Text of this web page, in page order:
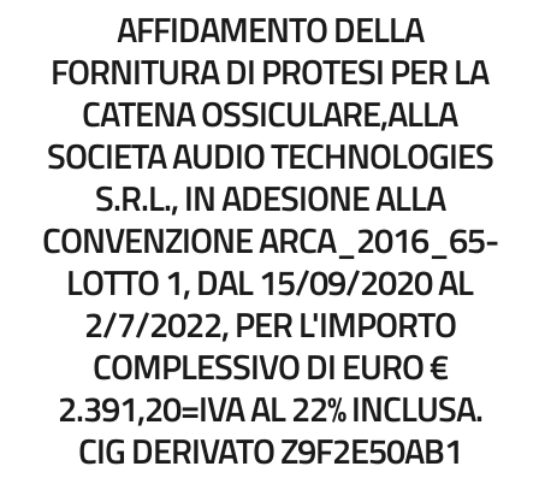
AFFIDAMENTO DELLA
FORNITURA DI PROTESI PER LA
CATENA OSSICULARE,ALLA
SOCIETA AUDIO TECHNOLOGIES
S.R.L., IN ADESIONE ALLA
CONVENZIONE ARCA_2016_65-
LOTTO 1, DAL 15/09/2020 AL
2/7/2022, PER L'IMPORTO
COMPLESSIVO DI EURO €
2.391,20=IVA AL 22% INCLUSA.
CIG DERIVATO Z9F2E50AB1